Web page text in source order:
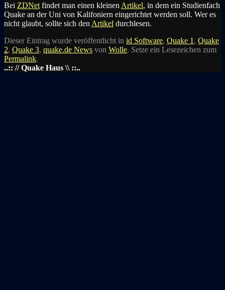
Bei ZDNet findet man einen kleinen Artikel, in dem ein Studienfach
Quake an der Uni von Kalifoniern eingerichtet werden soll. Wer es
nicht glaubt, sollte sich den Artikel durchlesen.
Dieser Eintrag wurde veröffentlicht in id Software, Quake 1 , Quake
2, Quake 3, quake.de News von Wolle. Setze ein Lesezeichen zum
Permalink.
..:: // Quake Haus \\ ::..